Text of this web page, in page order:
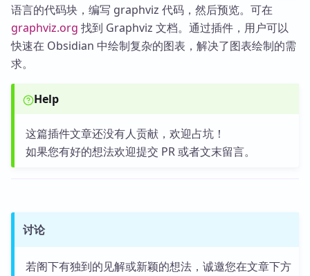
语言的代码块，编写 graphviz 代码，然后预览。可在
graphviz.org 找到 Graphviz 文档。通过插件，用户可以
快速在 Obsidian 中绘制复杂的图表，解决了图表绘制的需
求。
Help
这篇插件文章还没有人贡献，欢迎占坑！
如果您有好的想法欢迎提交 PR 或者文末留言。
讨论
若阁下有独到的见解或新颖的想法，诚邀您在文章下方